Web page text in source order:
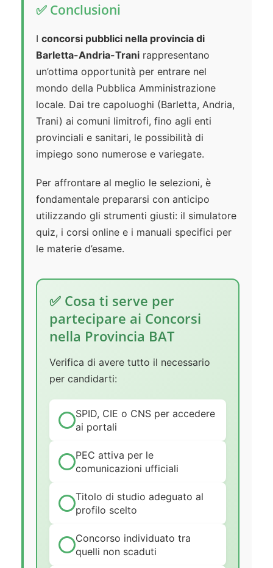
✅ Conclusioni
I concorsi pubblici nella provincia di
Barletta-Andria-Trani rappresentano
un’ottima opportunità per entrare nel
mondo della Pubblica Amministrazione
locale. Dai tre capoluoghi (Barletta, Andria,
Trani) ai comuni limitrofi, fino agli enti
provinciali e sanitari, le possibilità di
impiego sono numerose e variegate.
Per affrontare al meglio le selezioni, è
fondamentale prepararsi con anticipo
utilizzando gli strumenti giusti: il simulatore
quiz, i corsi online e i manuali specifici per
le materie d’esame.
✅ Cosa ti serve per
partecipare ai Concorsi
nella Provincia BAT
Verifica di avere tutto il necessario
per candidarti:
SPID, CIE o CNS per accedere
ai portali
PEC attiva per le
comunicazioni ufficiali
Titolo di studio adeguato al
profilo scelto
Concorso individuato tra
quelli non scaduti